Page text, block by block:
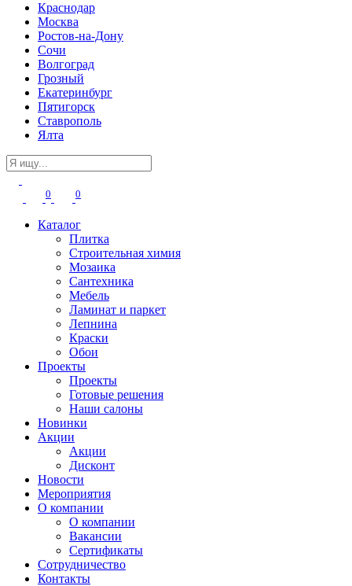
Краснодар
Москва
Ростов-на-Дону
Сочи
Волгоград
Грозный
Екатеринбург
Пятигорск
Ставрополь
Ялта
0 0
Каталог
Плитка
Строительная химия
Мозаика
Сантехника
Мебель
Ламинат и паркет
Лепнина
Краски
Обои
Проекты
Проекты
Готовые решения
Наши салоны
Новинки
Акции
Акции
Дисконт
Новости
Мероприятия
О компании
О компании
Вакансии
Сертификаты
Сотрудничество
Контакты